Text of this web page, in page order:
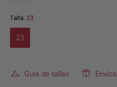
Talla: 23
23
Guía de tallas Envíos